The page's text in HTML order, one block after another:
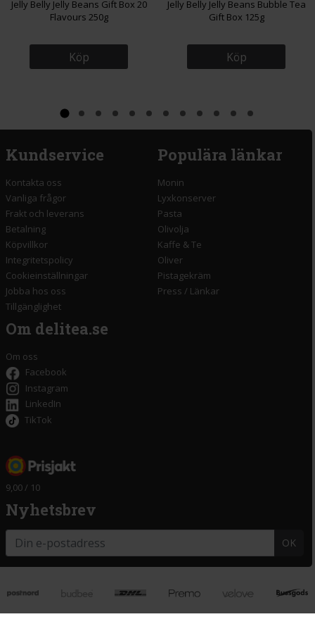
Jelly Belly Jelly Beans Gift Box 20
Flavours 250g
Köp
Jelly Belly Jelly Beans Bubble Tea
Gift Box 125g
Köp
Kundservice
Kontakta oss
Vanliga frågor
Frakt och leverans
Betalning
Köpvillkor
Integritetspolicy
Cookieinställningar
Jobba hos oss
Tillgänglighet
Populära länkar
Monin
Lyxkonserver
Pasta
Olivolja
Kaffe & Te
Oliver
Pistagekräm
Press / Länkar
Om delitea.se
Om oss
Facebook
Instagram
LinkedIn
TikTok
9,00 / 10
Nyhetsbrev
OK